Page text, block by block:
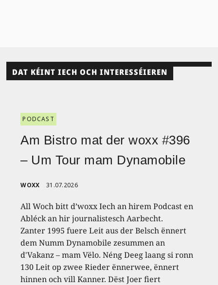
DAT KÉINT IECH OCH INTERESSÉIEREN
PODCAST
Am Bistro mat der woxx #396
– Um Tour mam Dynamobile
WOXX 31.07.2026
All Woch bitt d’woxx Iech an hirem Podcast en
Abléck an hir journalistesch Aarbecht.
Zanter 1995 fuere Leit aus der Belsch ënnert
dem Numm Dynamobile zesummen an
d'Vakanz – mam Vëlo. Néng Deeg laang si ronn
130 Leit op zwee Rieder ënnerwee, ënnert
hinnen och vill Kanner. Dëst Joer fiert